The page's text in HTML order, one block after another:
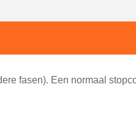
fasen). Een normaal